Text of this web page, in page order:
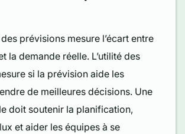
prévisions mesure l’écart entre
la demande réelle. L’utilité des
si la prévision aide les
de meilleures décisions. Une
doit soutenir la planification,
et aider les équipes à se